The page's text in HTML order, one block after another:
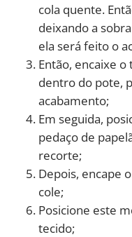
cola quente.
deixando a
ela será feito o
Então, encaixe
dentro do pote,
acabamento;
Em seguida,
pedaço de
recorte;
Depois, encape
cole;
Posicione este
tecido;